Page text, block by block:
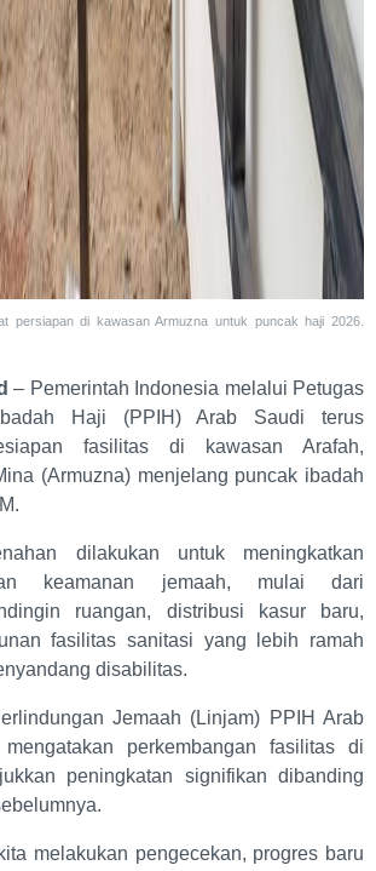
persiapan di kawasan Armuzna untuk puncak haji 2026.
– Pemerintah Indonesia melalui Petugas
Haji (PPIH) Arab Saudi terus
fasilitas di kawasan Arafah,
(Armuzna) menjelang puncak ibadah
dilakukan untuk meningkatkan
keamanan jemaah, mulai dari
ruangan, distribusi kasur baru,
fasilitas sanitasi yang lebih ramah
disabilitas.
Jemaah (Linjam) PPIH Arab
perkembangan fasilitas di
peningkatan signifikan dibanding
melakukan pengecekan, progres baru